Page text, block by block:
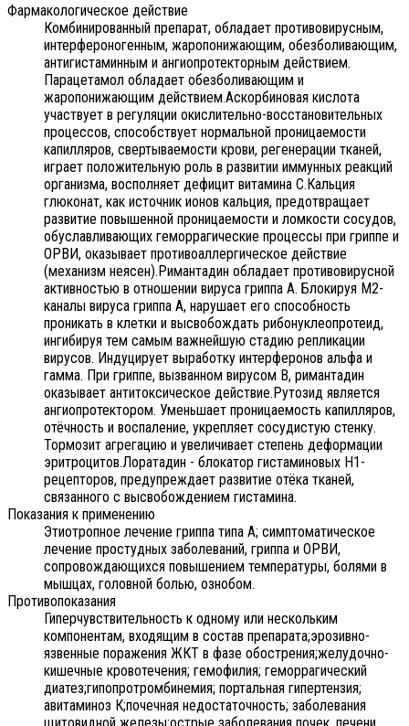
Фармакологическое действие
Комбинированный препарат, обладает противовирусным,
интерфероногенным, жаропонижающим, обезболивающим,
антигистаминным и ангиопротекторным действием.
Парацетамол обладает обезболивающим и
жаропонижающим действием.Аскорбиновая кислота
участвует в регуляции окислительно-восстановительных
процессов, способствует нормальной проницаемости
капилляров, свертываемости крови, регенерации тканей,
играет положительную роль в развитии иммунных реакций
организма, восполняет дефицит витамина С.Кальция
глюконат, как источник ионов кальция, предотвращает
развитие повышенной проницаемости и ломкости сосудов,
обуславливающих геморрагические процессы при гриппе и
ОРВИ, оказывает противоаллергическое действие
(механизм неясен).Римантадин обладает противовирусной
активностью в отношении вируса гриппа А. Блокируя М2-
каналы вируса гриппа А, нарушает его способность
проникать в клетки и высвобождать рибонуклеопротеид,
ингибируя тем самым важнейшую стадию репликации
вирусов. Индуцирует выработку интерферонов альфа и
гамма. При гриппе, вызванном вирусом В, римантадин
оказывает антитоксическое действие.Рутозид является
ангиопротектором. Уменьшает проницаемость капилляров,
отёчность и воспаление, укрепляет сосудистую стенку.
Тормозит агрегацию и увеличивает степень деформации
эритроцитов.Лоратадин - блокатор гистаминовых Н1-
рецепторов, предупреждает развитие отёка тканей,
связанного с высвобождением гистамина.
Показания к применению
Этиотропное лечение гриппа типа А; симптоматическое
лечение простудных заболеваний, гриппа и ОРВИ,
сопровождающихся повышением температуры, болями в
мышцах, головной болью, ознобом.
Противопоказания
Гиперчувствительность к одному или нескольким
компонентам, входящим в состав препарата;эрозивно-
язвенные поражения ЖКТ в фазе обострения;желудочно-
кишечные кровотечения; гемофилия; геморрагический
диатез;гипопротромбинемия; портальная гипертензия;
авитаминоз К;почечная недостаточность; заболевания